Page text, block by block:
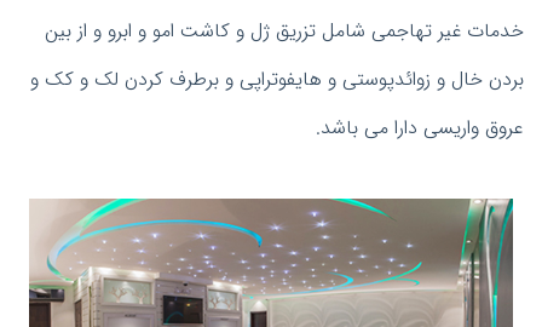
خدمات غیر تهاجمی شامل تزریق ژل و کاشت امو و ابرو و از بین
بردن خال و زوائدپوستی و هایفوتراپی و برطرف کردن لک و کک و
عروق واریسی دارا می باشد.